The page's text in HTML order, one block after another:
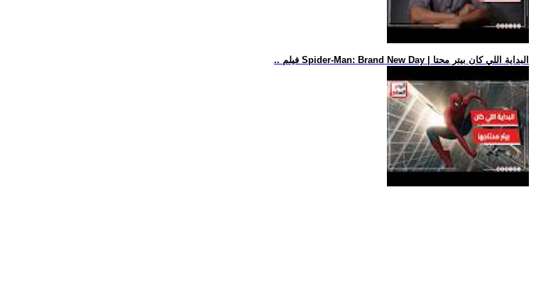
.. فيلم Spider-Man: Brand New Day | البداية اللي كان بيتر محتا